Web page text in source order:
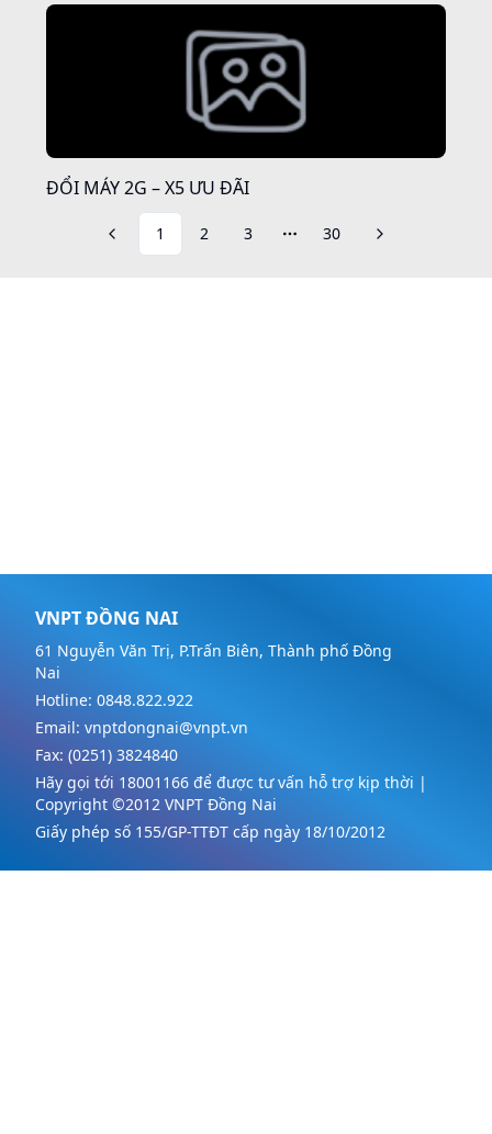
ĐỔI MÁY 2G – X5 ƯU ĐÃI
1 2 3 More pages
30
VNPT ĐỒNG NAI
61 Nguyễn Văn Trị, P.Trấn Biên, Thành phố Đồng
Nai
Hotline: 0848.822.922
Email: vnptdongnai@vnpt.vn
Fax: (0251) 3824840
Hãy gọi tới 18001166 để được tư vấn hỗ trợ kịp thời |
Copyright ©2012 VNPT Đồng Nai
Giấy phép số 155/GP-TTĐT cấp ngày 18/10/2012